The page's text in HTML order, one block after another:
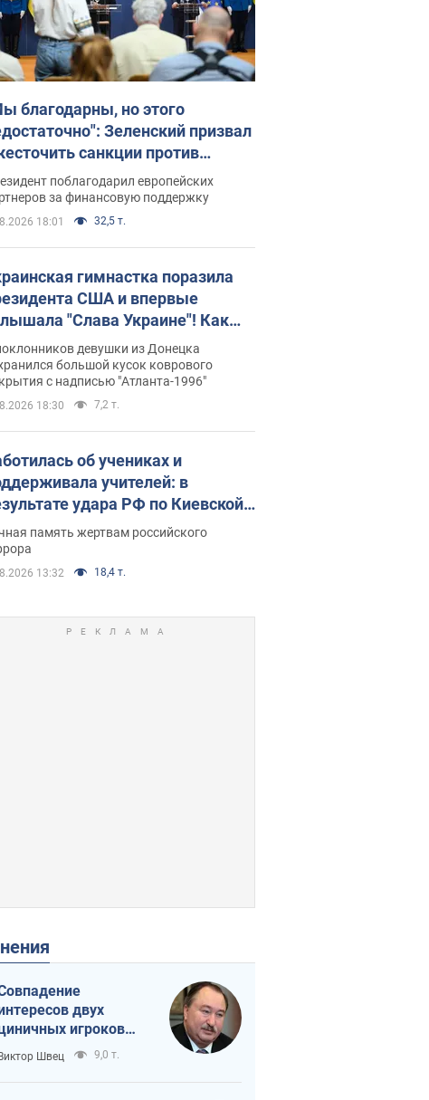
благодарны, но этого
Зеленский призвал
санкции против
поблагодарил европейских
за финансовую поддержку
18:01 32,5 т.
гимнастка поразила
США и впервые
"Слава Украине"! Как
судьба Подкопаевой,
30 лет назад завоевала
Олимпиады
девушки из Донецка
большой кусок коврового
с надписью "Атланта-1996"
18:30 7,2 т.
об учениках и
учителей: в
удара РФ по Киевской
погибли директор
лицея, её муж и внук
память жертвам российского
13:32 18,4 т.
Мнения
двух
игроков
тайный план
Трампа и Путина?
Виктор Швец 9,0 т.